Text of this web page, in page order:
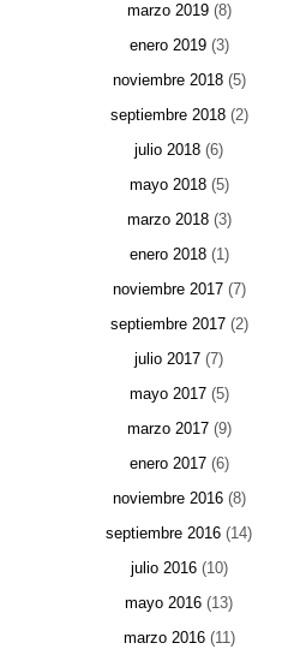
marzo 2019(8)
enero 2019(3)
noviembre 2018(5)
septiembre 2018(2)
julio 2018 (6)
mayo 2018(5)
marzo 2018(3)
enero 2018(1)
noviembre 2017(7)
septiembre 2017(2)
julio 2017 (7)
mayo 2017(5)
marzo 2017(9)
enero 2017(6)
noviembre 2016(8)
septiembre 2016 (14)
julio 2016(10)
mayo 2016 (13)
marzo 2016(11)